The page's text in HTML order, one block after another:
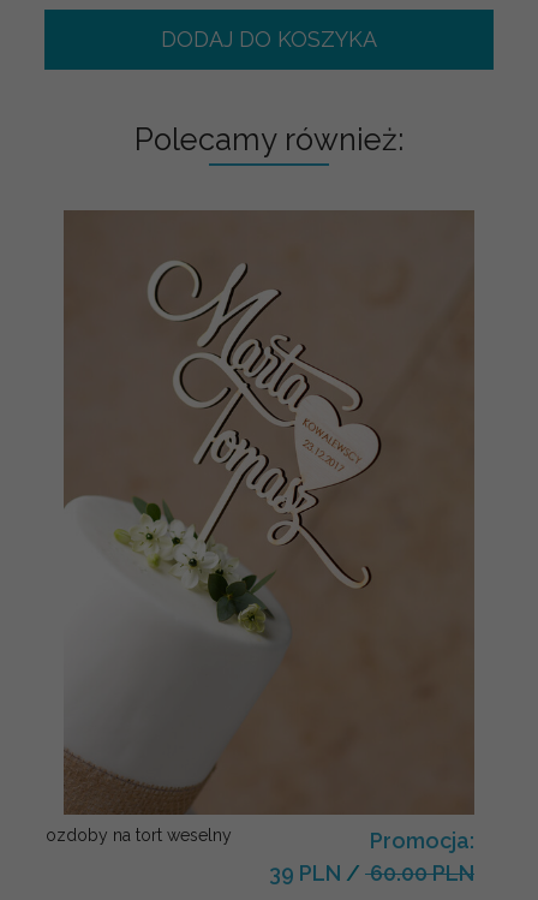
DODAJ DO KOSZYKA
Polecamy również:
ozdoby na tort weselny
Promocja:
39 PLN / 60.00 PLN